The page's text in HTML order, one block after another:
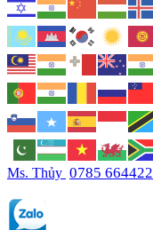
Ms. Thủy 0785 664422